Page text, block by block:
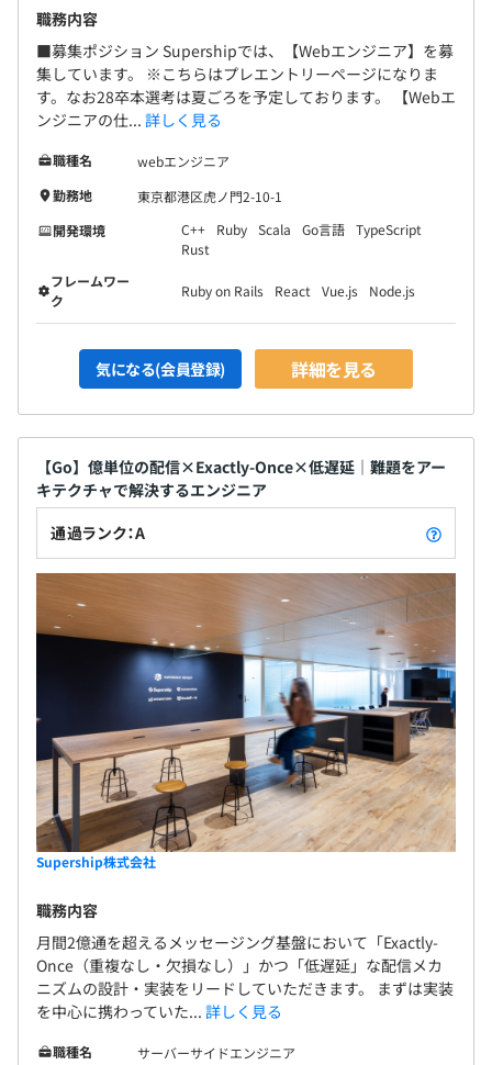
職務内容
■募集ポジション Supershipでは、【Webエンジニア】を募
集しています。 ※こちらはプレエントリーページになりま
す。なお28卒本選考は夏ごろを予定しております。 【Webエ
ンジニアの仕... 詳しく見る
職種名
webエンジニア
勤務地
東京都港区虎ノ門2-10-1
開発環境
C++ Ruby Scala Go言語 TypeScript
Rust
フレームワー
ク
Ruby on Rails React Vue.js Node.js
気になる(会員登録) 詳細を見る
【Go】億単位の配信×Exactly-Once×低遅延｜難題をアー
キテクチャで解決するエンジニア
通過ランク：A
Supership株式会社
職務内容
月間2億通を超えるメッセージング基盤において「Exactly-
Once（重複なし・欠損なし）」かつ「低遅延」な配信メカ
ニズムの設計・実装をリードしていただきます。 まずは実装
を中心に携わっていた... 詳しく見る
職種名
サーバーサイドエンジニア